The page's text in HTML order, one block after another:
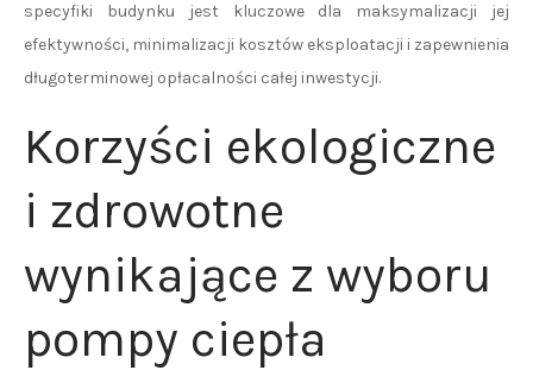
specyfiki budynku jest kluczowe dla maksymalizacji jej
efektywności, minimalizacji kosztów eksploatacji i zapewnienia
długoterminowej opłacalności całej inwestycji.
Korzyści ekologiczne
i zdrowotne
wynikające z wyboru
pompy ciepła